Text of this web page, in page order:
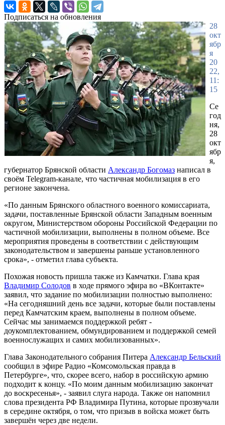
Подписаться на обновления
28
окт
ябр
я
20
22,
11:
15
Се
год
ня,
28
окт
ябр
я,
губернатор Брянской области Александр Богомаз написал в
своём Telegram-канале, что частичная мобилизация в его
регионе закончена.
«По данным Брянского областного военного комиссариата,
задачи, поставленные Брянской области Западным военным
округом, Министерством обороны Российской Федерации по
частичной мобилизации, выполнены в полном объеме. Все
мероприятия проведены в соответствии с действующим
законодательством и завершены раньше установленного
срока», - отметил глава субъекта.
Похожая новость пришла также из Камчатки. Глава края
Владимир Солодов в ходе прямого эфира во «ВКонтакте»
заявил, что задание по мобилизации полностью выполнено:
«На сегодняшний день все задачи, которые были поставлены
перед Камчатским краем, выполнены в полном объеме.
Сейчас мы занимаемся поддержкой ребят -
доукомплектованием, обмундированием и поддержкой семей
военнослужащих и самих мобилизованных».
Глава Законодательного собрания Питера Александр Бельский
сообщил в эфире Радио «Комсомольская правда в
Петербурге», что, скорее всего, набор в российскую армию
подходит к концу. «По моим данным мобилизацию закончат
до воскресенья», - заявил слуга народа. Также он напомнил
слова президента РФ Владимира Путина, которые прозвучали
в середине октября, о том, что призыв в войска может быть
завершён через две недели.